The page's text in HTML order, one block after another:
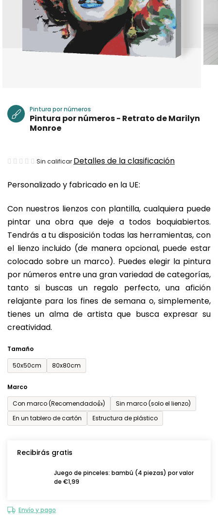
Personalizado y fabricado en la UE:
Con nuestros lienzos con plantilla, cualquiera puede
pintar una obra que deje a todos boquiabiertos.
Tendrás a tu disposición todas las herramientas, con
el lienzo incluido (de manera opcional, puede estar
colocado sobre un marco). Puedes elegir la pintura
por números entre una gran variedad de categorías,
tanto si buscas un regalo perfecto, una afición
relajante para los fines de semana o, simplemente,
tienes un alma de artista que busca expresar su
creatividad.
Tamaño
50x50cm
80x80cm
Marco
Con marco (Recomendado👍)
Sin marco (solo el lienzo)
En un tablero de cartón
Estructura de plástico
Recibirás gratis
Juego de pinceles: bambú (4 piezas) por valor
de €1,99
Envío y pago
Pintura por números
Pintura por números - Retrato de Marilyn
Monroe
La
media
producto
es
de
0,0
sobre
5
estrellas.
Sin calificar Detalles de la clasificación